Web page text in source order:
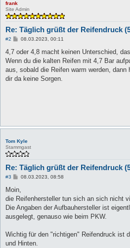
frank
Site Admin
Re: Täglich grüßt der Reifendruck
#2
B
i
r
a
08.03.2023, 00:11
4,7 oder 4,8 macht keinen Unterschied,
Wenn du die kalten Reifen mit 4,7 Bar
aus, sobald die Reifen warm werden,
dir da keine Sorgen.
Tom Kyle
Stammgast
Re: Täglich grüßt der Reifendruck
#3
B
i
t
r
a
08.03.2023, 08:58
Moin,
die Reifenhersteller tun sich an sich nicht
Die Angaben der Aufbauhersteller ist
ausgelegt, genauso wie beim PKW.
Wichtig für den "richtigen" Reifendruck ist
und Hinten.